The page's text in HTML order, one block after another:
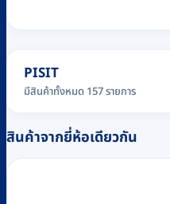
PISIT
มีสินค้าทั้งหมด 157 รายการ
สินค้าจากยี่ห้อเดียวกัน